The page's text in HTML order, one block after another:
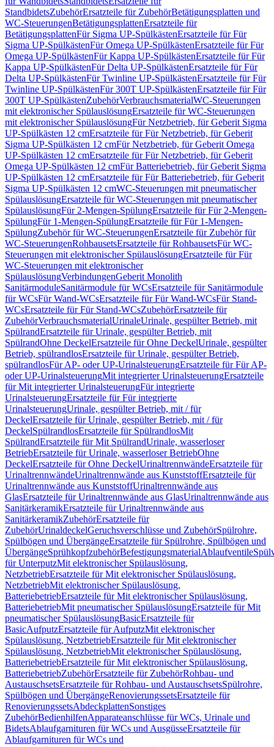
StandbidetsZubehörErsatzteile für ZubehörBetätigungsplatten und
WC-SteuerungenBetätigungsplattenErsatzteile für
BetätigungsplattenFür Sigma UP-SpülkästenErsatzteile für Für
Sigma UP-SpülkästenFür Omega UP-SpülkästenErsatzteile für Für
Omega UP-SpülkästenFür Kappa UP-SpülkästenErsatzteile für Für
Kappa UP-SpülkästenFür Delta UP-SpülkästenErsatzteile für Für
Delta UP-SpülkästenFür Twinline UP-SpülkästenErsatzteile für Für
Twinline UP-SpülkästenFür 300T UP-SpülkästenErsatzteile für Für
300T UP-SpülkästenZubehörVerbrauchsmaterialWC-Steuerungen
mit elektronischer SpülauslösungErsatzteile für WC-Steuerungen
mit elektronischer SpülauslösungFür Netzbetrieb, für Geberit Sigma
UP-Spülkästen 12 cmErsatzteile für Für Netzbetrieb, für Geberit
Sigma UP-Spülkästen 12 cmFür Netzbetrieb, für Geberit Omega
UP-Spülkästen 12 cmErsatzteile für Für Netzbetrieb, für Geberit
Omega UP-Spülkästen 12 cmFür Batteriebetrieb, für Geberit Sigma
UP-Spülkästen 12 cmErsatzteile für Für Batteriebetrieb, für Geberit
Sigma UP-Spülkästen 12 cmWC-Steuerungen mit pneumatischer
SpülauslösungErsatzteile für WC-Steuerungen mit pneumatischer
SpülauslösungFür 2-Mengen-SpülungErsatzteile für Für 2-Mengen-
SpülungFür 1-Mengen-SpülungErsatzteile für Für 1-Mengen-
SpülungZubehör für WC-SteuerungenErsatzteile für Zubehör für
WC-SteuerungenRohbausetsErsatzteile für RohbausetsFür WC-
Steuerungen mit elektronischer SpülauslösungErsatzteile für Für
WC-Steuerungen mit elektronischer
SpülauslösungVerbindungenGeberit Monolith
SanitärmoduleSanitärmodule für WCsErsatzteile für Sanitärmodule
für WCsFür Wand-WCsErsatzteile für Für Wand-WCsFür Stand-
WCsErsatzteile für Für Stand-WCsZubehörErsatzteile für
ZubehörVerbrauchsmaterialUrinaleUrinale, gespülter Betrieb, mit
SpülrandErsatzteile für Urinale, gespülter Betrieb, mit
SpülrandOhne DeckelErsatzteile für Ohne DeckelUrinale, gespülter
Betrieb, spülrandlosErsatzteile für Urinale, gespülter Betrieb,
spülrandlosFür AP- oder UP-UrinalsteuerungErsatzteile für Für AP-
oder UP-UrinalsteuerungMit integrierter UrinalsteuerungErsatzteile
für Mit integrierter UrinalsteuerungFür integrierte
UrinalsteuerungErsatzteile für Für integrierte
UrinalsteuerungUrinale, gespülter Betrieb, mit / für
DeckelErsatzteile für Urinale, gespülter Betrieb, mit / für
DeckelSpülrandlosErsatzteile für SpülrandlosMit
SpülrandErsatzteile für Mit SpülrandUrinale, wasserloser
BetriebErsatzteile für Urinale, wasserloser BetriebOhne
DeckelErsatzteile für Ohne DeckelUrinaltrennwändeErsatzteile für
UrinaltrennwändeUrinaltrennwände aus KunststoffErsatzteile für
Urinaltrennwände aus KunststoffUrinaltrennwände aus
GlasErsatzteile für Urinaltrennwände aus GlasUrinaltrennwände aus
SanitärkeramikErsatzteile für Urinaltrennwände aus
SanitärkeramikZubehörErsatzteile für
ZubehörUrinaldeckelGeruchsverschlüsse und ZubehörSpülrohre,
Spülbögen und ÜbergängeErsatzteile für Spülrohre, Spülbögen und
ÜbergängeSprühkopfzubehörBefestigungsmaterialAblaufventile
für UnterputzMit elektronischer Spülauslösung,
NetzbetriebErsatzteile für Mit elektronischer Spülauslösung,
NetzbetriebMit elektronischer Spülauslösung,
BatteriebetriebErsatzteile für Mit elektronischer Spülauslösung,
BatteriebetriebMit pneumatischer SpülauslösungErsatzteile für Mit
pneumatischer SpülauslösungBasicErsatzteile für
BasicAufputzErsatzteile für AufputzMit elektronischer
Spülauslösung, NetzbetriebErsatzteile für Mit elektronischer
Spülauslösung, NetzbetriebMit elektronischer Spülauslösung,
BatteriebetriebErsatzteile für Mit elektronischer Spülauslösung,
BatteriebetriebZubehörErsatzteile für ZubehörRohbau- und
AustauschsetsErsatzteile für Rohbau- und AustauschsetsSpülrohre,
Spülbögen und ÜbergängeRenovierungssetsErsatzteile für
RenovierungssetsAbdeckplattenSonstiges
ZubehörBedienhilfenApparateanschlüsse für WCs, Urinale und
BidetsAblaufgarnituren für WCs und AusgüsseErsatzteile für
Ablaufgarnituren für WCs und